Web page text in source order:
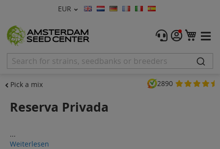
Währung
EUR Sprache
Hanfsamen
Feminisierte
CBD Shop
Mein
Pick a mix 2890
Reserva Privada
...
Weiterlesen